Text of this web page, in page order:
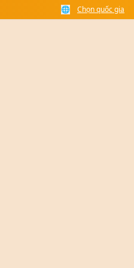
🌐 Chọn quốc gia